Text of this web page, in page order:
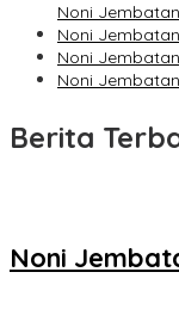
Noni
Noni
Noni
Noni
Berita
Noni